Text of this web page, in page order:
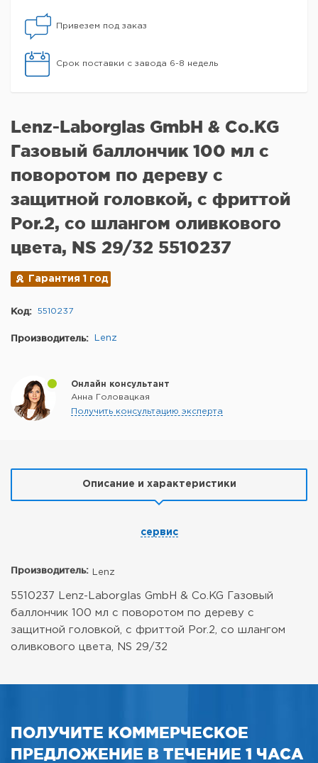
Привезем под заказ
Срок поставки с завода 6-8 недель
Lenz-Laborglas GmbH & Co.KG
Газовый баллончик 100 мл с
поворотом по дереву с
защитной головкой, с фриттой
Por.2, со шлангом оливкового
цвета, NS 29/32 5510237
Гарантия 1 год
Код: 5510237
Производитель: Lenz
Онлайн консультант
Анна Головацкая
Получить консультацию эксперта
Описание и характеристики
сервис
Производитель: Lenz
5510237 Lenz-Laborglas GmbH & Co.KG Газовый
баллончик 100 мл с поворотом по дереву с
защитной головкой, с фриттой Por.2, со шлангом
оливкового цвета, NS 29/32
ПОЛУЧИТЕ КОММЕРЧЕСКОЕ
ПРЕДЛОЖЕНИЕ В ТЕЧЕНИЕ 1 ЧАСА